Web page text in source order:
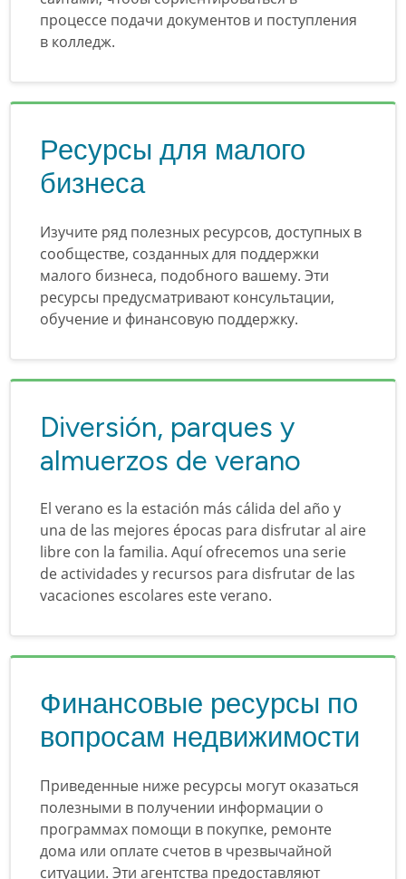
процессе подачи документов и поступления
в колледж.
Ресурсы для малого
бизнеса
Изучите ряд полезных ресурсов, доступных в
сообществе, созданных для поддержки
малого бизнеса, подобного вашему. Эти
ресурсы предусматривают консультации,
обучение и финансовую поддержку.
Diversión, parques y
almuerzos de verano
El verano es la estación más cálida del año y
una de las mejores épocas para disfrutar al aire
libre con la familia. Aquí ofrecemos una serie
de actividades y recursos para disfrutar de las
vacaciones escolares este verano.
Финансовые ресурсы по
вопросам недвижимости
Приведенные ниже ресурсы могут оказаться
полезными в получении информации о
программах помощи в покупке, ремонте
дома или оплате счетов в чрезвычайной
ситуации. Эти агентства предоставляют